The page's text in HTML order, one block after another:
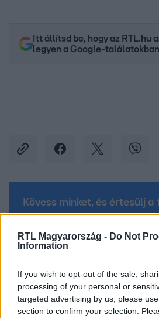
RTL Magyarország - Do Not
Information
If you wish to opt-out of the sale,
processing of your personal or
targeted advertising by us, please
section to confirm your selection.
Itt állítsd be, hogy az RTL.hu
legyen a Google-
Kövess minket, és értesülj
Facebookon is!